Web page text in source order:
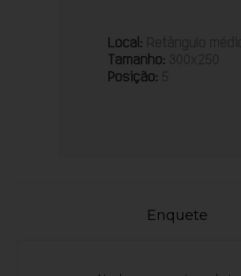
Enquete